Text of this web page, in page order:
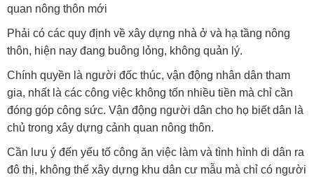
quan nông thôn mới
Phải có các quy định về xây dựng nhà ở và hạ tầng nông
thôn, hiện nay đang buông lỏng, không quản lý.
Chính quyền là người đốc thúc, vận động nhân dân tham
gia, nhất là các công việc không tốn nhiều tiền mà chỉ cần
đóng góp công sức. Vận động người dân cho họ biết dân là
chủ trong xây dựng cảnh quan nông thôn.
Cần lưu ý đến yếu tố công ăn việc làm và tình hình di dân ra
đô thị, không thể xây dựng khu dân cư mẫu mà chỉ có người